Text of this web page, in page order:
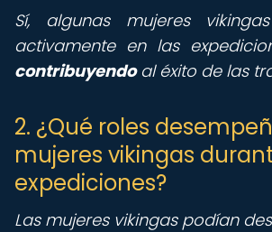
Sí, algunas mujeres
activamente en las
contribuyendoal éxito de las
2. ¿Qué roles
mujeres vikingas
expediciones?
Las mujeres vikingas podían